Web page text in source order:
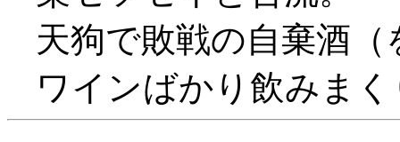
天狗で敗戦の自棄酒（
ワインばかり飲みま